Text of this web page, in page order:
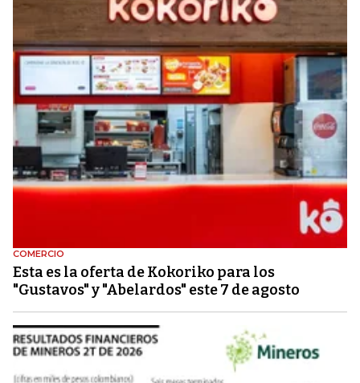
COMERCIO
Esta es la oferta de Kokoriko para los
"Gustavos" y "Abelardos" este 7 de agosto